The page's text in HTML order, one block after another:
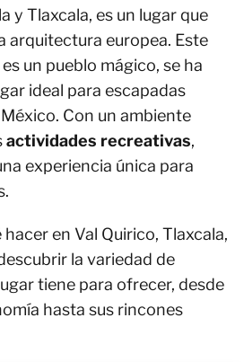
y Tlaxcala, es un lugar que
arquitectura europea. Este
un pueblo mágico, se ha
ideal para escapadas
Con un ambiente
actividades recreativas,
experiencia única para
en Val Quirico, Tlaxcala,
la variedad de
tiene para ofrecer, desde
hasta sus rincones